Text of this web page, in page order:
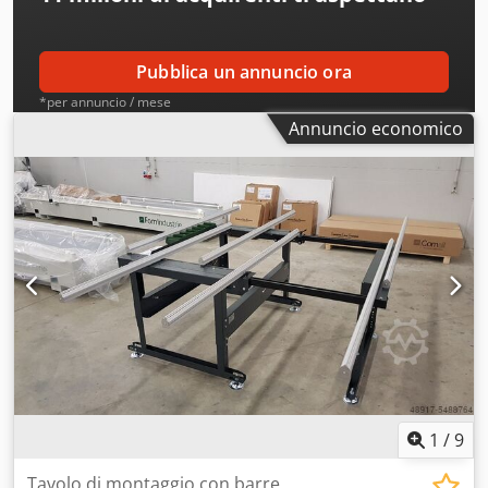
Pubblica un annuncio ora
*per annuncio / mese
Annuncio economico
1 /9